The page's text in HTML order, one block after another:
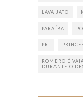
LAVA JATO
PARAÍBA
PR.
ROMERO É
DURANTE O